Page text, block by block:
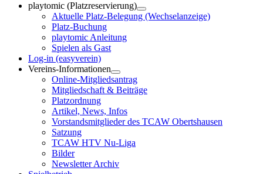
playtomic (Platzreservierung)
Aktuelle Platz-Belegung (Wechselanzeige)
Platz-Buchung
playtomic Anleitung
Spielen als Gast
Log-in (easyverein)
Vereins-Informationen
Online-Mitgliedsantrag
Mitgliedschaft & Beiträge
Platzordnung
Artikel, News, Infos
Vorstandsmitglieder des TCAW Obertshausen
Satzung
TCAW HTV Nu-Liga
Bilder
Newsletter Archiv